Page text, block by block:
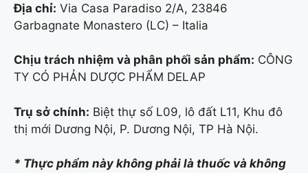
Địa chỉ: Via Casa Paradiso 2/A, 23846
Garbagnate Monastero (LC) – Italia
Chịu trách nhiệm và phân phối sản phẩm: CÔNG
TY CÓ PHẢN DƯỢC PHẨM DELAP
Trụ sở chính: Biệt thự số L09, lô đất L11, Khu đô
thị mới Dương Nội, P. Dương Nội, TP Hà Nội.
* Thực phẩm này không phải là thuốc và không